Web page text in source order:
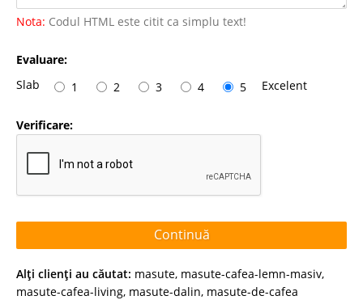
Nota: Codul HTML este citit ca simplu text!
Evaluare:
Slab
1 2 3 4 5 Excelent
Verificare:
Continuă
Alţi clienţi au căutat: masute, masute-cafea-lemn-masiv,
masute-cafea-living, masute-dalin, masute-de-cafea